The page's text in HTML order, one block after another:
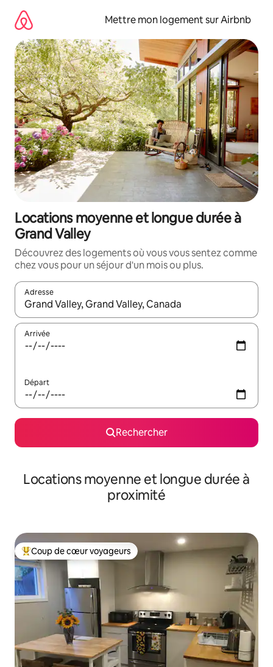
directement
contenu
Mettre mon logement sur Airbnb
Locations moyenne et longue durée à
Grand Valley
Découvrez des logements où vous vous sentez comme
chez vous pour un séjour d'un mois ou plus.
Adresse
Lorsque les résultats s'affichent, utilisez les flèches vers le
Arrivée
Départ
Rechercher
Locations moyenne et longue durée à
proximité
Coups de cœur voyageurs les plus appréciés
Coup de cœur voyageurs